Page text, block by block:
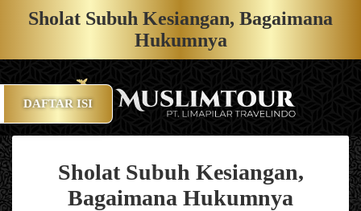
Sholat Subuh Kesiangan, Bagaimana
Hukumnya
Sholat Subuh Kesiangan,
Bagaimana Hukumnya
DAFTAR ISI